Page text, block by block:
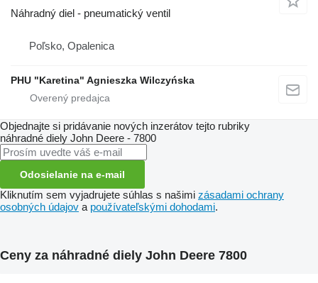
Náhradný diel - pneumatický ventil
Poľsko, Opalenica
PHU "Karetina" Agnieszka Wilczyńska
Objednajte si pridávanie nových inzerátov tejto rubriky
náhradné diely John Deere - 7800
Odosielanie na e-mail
Kliknutím sem vyjadrujete súhlas s našimi zásadami ochrany
osobných údajov a používateľskými dohodami.
Ceny za náhradné diely John Deere 7800